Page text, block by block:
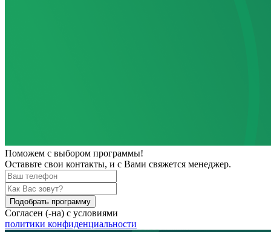
Поможем с выбором программы!
Оставьте свои контакты, и с Вами свяжется менеджер.
Подобрать программу
Согласен (-на) с условиями
политики конфиденциальности